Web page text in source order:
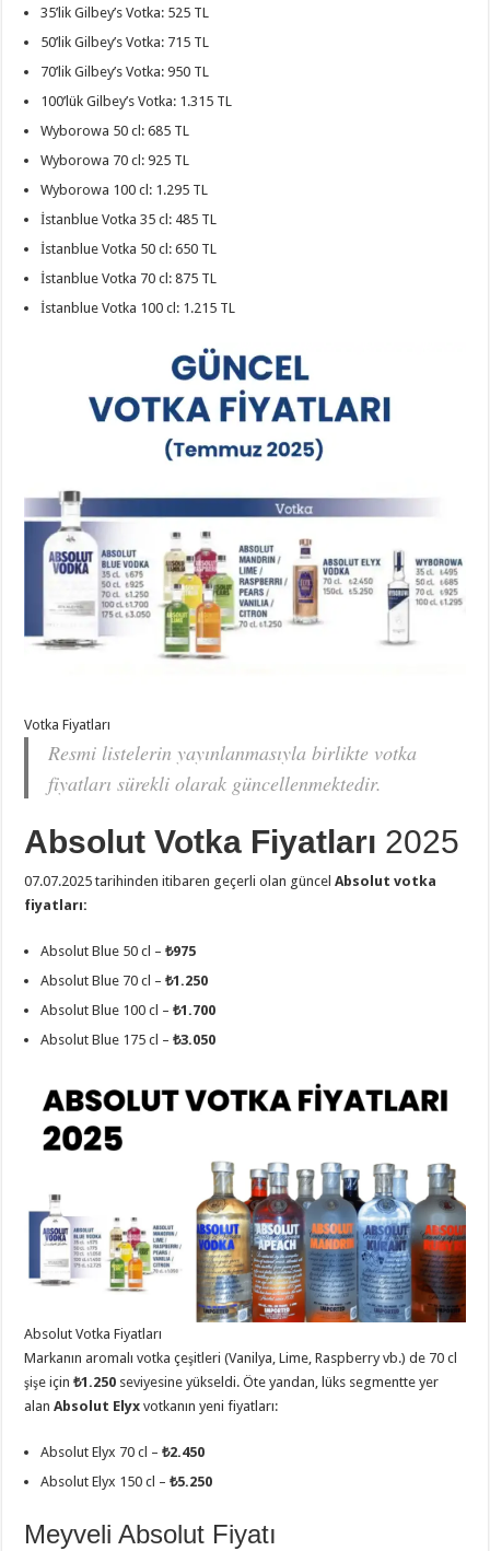
35’lik Gilbey’s Votka: 525 TL
50’lik Gilbey’s Votka: 715 TL
70’lik Gilbey’s Votka: 950 TL
100’lük Gilbey’s Votka: 1.315 TL
Wyborowa 50 cl: 685 TL
Wyborowa 70 cl: 925 TL
Wyborowa 100 cl: 1.295 TL
İstanblue Votka 35 cl: 485 TL
İstanblue Votka 50 cl: 650 TL
İstanblue Votka 70 cl: 875 TL
İstanblue Votka 100 cl: 1.215 TL
Votka Fiyatları
Resmi listelerin yayınlanmasıyla birlikte votka
fiyatları sürekli olarak güncellenmektedir.
Absolut Votka Fiyatları 2025
07.07.2025 tarihinden itibaren geçerli olan güncelAbsolut votka
fiyatları:
Absolut Blue 50 cl –₺975
Absolut Blue 70 cl –₺1.250
Absolut Blue 100 cl –₺1.700
Absolut Blue 175 cl –₺3.050
Absolut Votka Fiyatları
Markanın aromalı votka çeşitleri (Vanilya, Lime, Raspberry vb.) de 70 cl
şişe için₺1.250 seviyesine yükseldi. Öte yandan, lüks segmentte yer
alanAbsolut Elyx votkanın yeni fiyatları:
Absolut Elyx 70 cl –₺2.450
Absolut Elyx 150 cl –₺5.250
Meyveli Absolut Fiyatı